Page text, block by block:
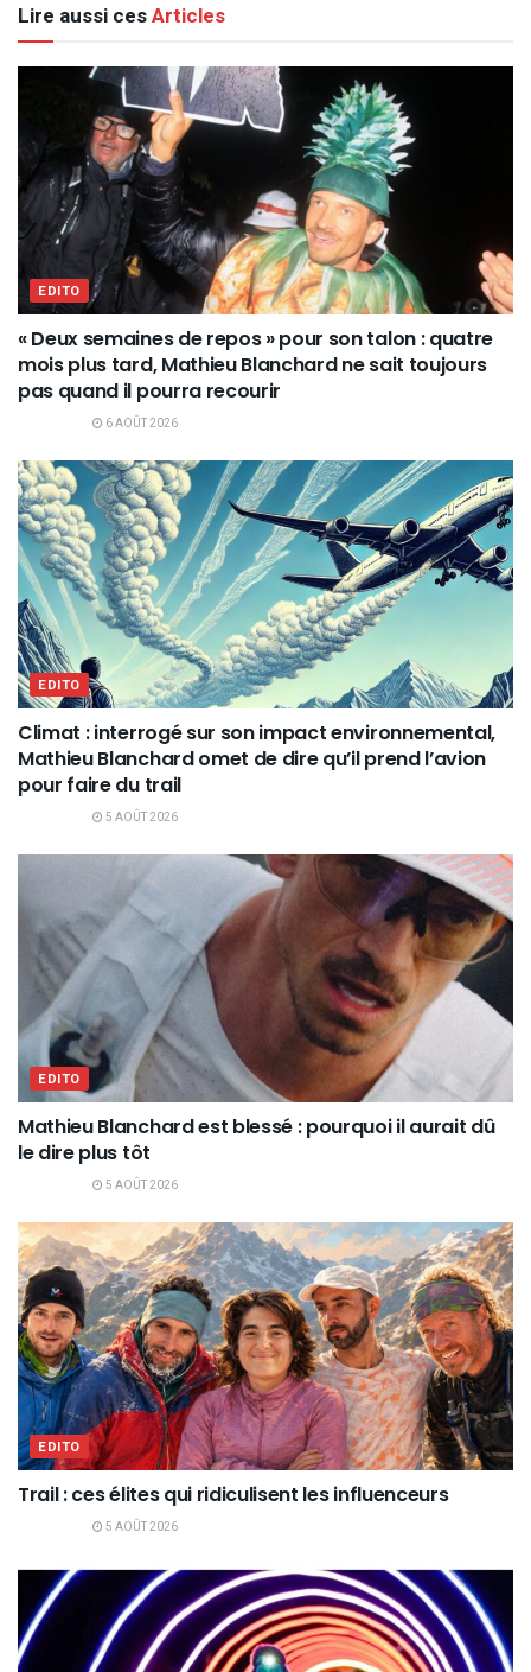
Lire aussi cesArticles
EDITO
« Deux semaines de repos » pour son talon : quatre
mois plus tard, Mathieu Blanchard ne sait toujours
pas quand il pourra recourir
6 AOÛT 2026
EDITO
Climat : interrogé sur son impact environnemental,
Mathieu Blanchard omet de dire qu’il prend l’avion
pour faire du trail
5 AOÛT 2026
EDITO
Mathieu Blanchard est blessé : pourquoi il aurait dû
le dire plus tôt
5 AOÛT 2026
EDITO
Trail : ces élites qui ridiculisent les influenceurs
5 AOÛT 2026